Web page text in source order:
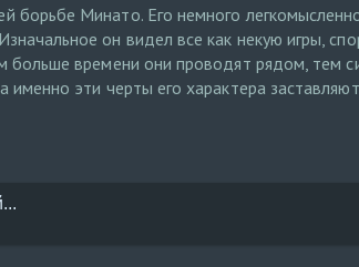
борьбе Минато. Его немного
он видел все как некую игры,
больше времени они проводят рядом, тем
эти черты его характера